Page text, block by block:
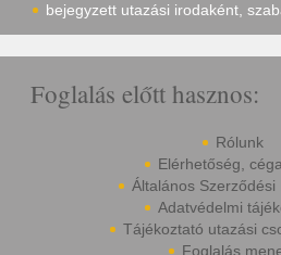
bejegyzett utazási irodaként,
Foglalás előtt hasznos:
Rólunk
Elérhetőség,
Általános Szerződési
Adatvédelmi
Tájékoztató utazási
Foglalás